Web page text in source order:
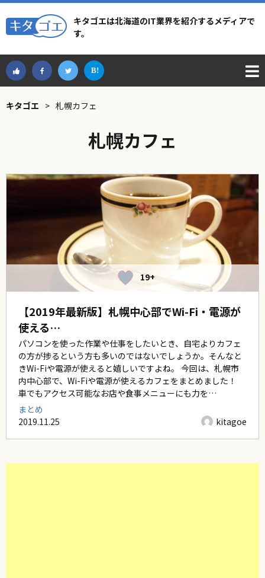
キタゴエは北海道のIT業界を紹介するメディアで
す。
キタゴエ > 札幌カフェ
札幌カフェ
19+
【2019年最新版】札幌中心部でWi-Fi・電源が
使える…
パソコンを使った作業や仕事をしたいとき、自宅よりカフェ
の方が捗るという方も多いのではないでしょうか。そんなと
きWi-Fiや電源が使えると嬉しいですよね。 今回は、札幌市
内中心部で、Wi-Fiや電源が使えるカフェをまとめました！
車でもアクセス可能なお店や食事メニューにも力を…
まとめ
2019.11.25
kitagoe